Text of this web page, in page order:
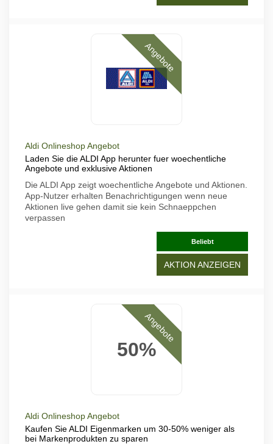
Angebote
Aldi Onlineshop Angebot
Laden Sie die ALDI App herunter fuer woechentliche
Angebote und exklusive Aktionen
Die ALDI App zeigt woechentliche Angebote und Aktionen.
App-Nutzer erhalten Benachrichtigungen wenn neue
Aktionen live gehen damit sie kein Schnaeppchen
verpassen
Beliebt
AKTION ANZEIGEN
50%
Angebote
Aldi Onlineshop Angebot
Kaufen Sie ALDI Eigenmarken um 30-50% weniger als
bei Markenprodukten zu sparen